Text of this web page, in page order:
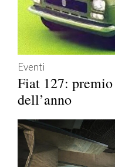
Eventi
Fiat 127:
dell’anno